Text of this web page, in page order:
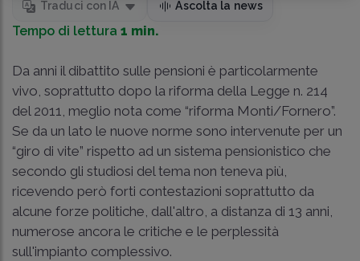
Traduci con IA Ascolta la news
Tempo di lettura 1 min.
Da anni il dibattito sulle pensioni è particolarmente
vivo, soprattutto dopo la riforma della Legge n. 214
del 2011, meglio nota come “riforma Monti/Fornero”.
Se da un lato le nuove norme sono intervenute per un
“giro di vite” rispetto ad un sistema pensionistico che
secondo gli studiosi del tema non teneva più,
ricevendo però forti contestazioni soprattutto da
alcune forze politiche, dall'altro, a distanza di 13 anni,
numerose ancora le critiche e le perplessità
sull'impianto complessivo.